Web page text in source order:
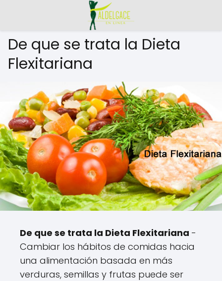
De que se trata la Dieta
Flexitariana
De que se trata la Dieta Flexitariana -
Cambiar los hábitos de comidas hacia
una alimentación basada en más
verduras, semillas y frutas puede ser